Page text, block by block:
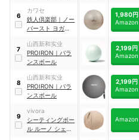
NA6449
6
カワセ
鉄人倶楽部 ｜ ノー
バースト ヨガボー
1,980円
Amazon
7
山西新和实业
PROIRON ｜ バラ
ンスボール
2,199円
Amazon
8
山西新和实业
PROIRON ｜ バラ
ンスボール
2,199円
Amazon
9
vivora
シーティングボー
ル ルーノ シェニ
Amazon